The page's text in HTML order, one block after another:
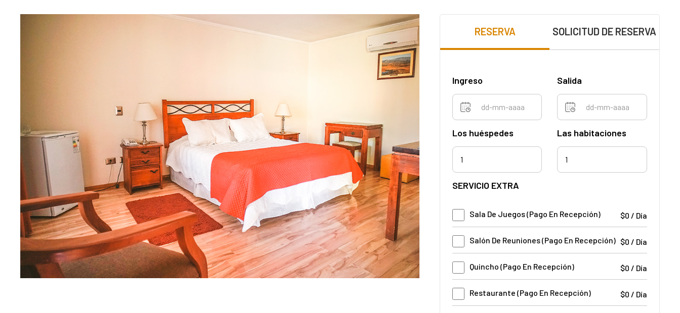
RESERVA SOLICITUD DE RESERVA
Ingreso Salida
Los huéspedes
1
Las habitaciones
SERVICIO EXTRA
Sala De Juegos (Pago En Recepción) $0 / Día
Salón De Reuniones (Pago En Recepción) $0 / Día
Quincho (Pago En Recepción) $0 / Día
Restaurante (Pago En Recepción) $0 / Día